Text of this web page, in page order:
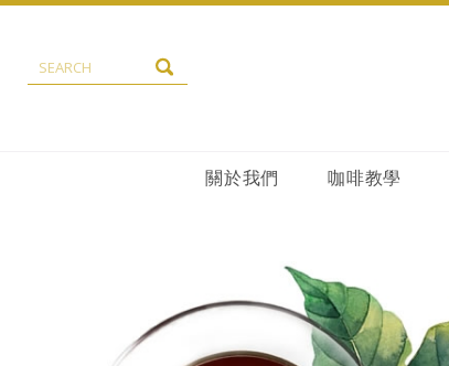
關於我們 咖啡教學